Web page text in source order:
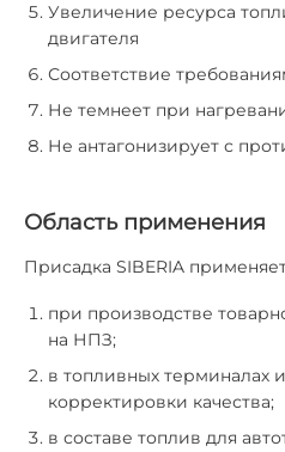
Увеличение ресурса
двигателя
Соответствие
Не темнеет при
Не антагонизирует с
Область применения
Присадка SIBERIA
при производстве
на НПЗ;
в топливных терминалах
корректировки качества;
в составе топлив для